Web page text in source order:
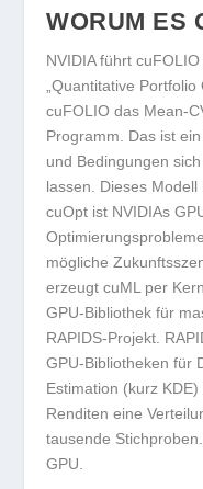
WORUM ES
NVIDIA führt
„Quantitative
cuFOLIO das Mean-
Programm. Das ist
und Bedingungen
lassen. Dieses
cuOpt ist NVIDIAs
mögliche
erzeugtcuML per
GPU-Bibliothek für
RAPIDS-Projekt.
GPU-Bibliotheken für
Estimation (kurz
Renditen eine
tausende
GPU.